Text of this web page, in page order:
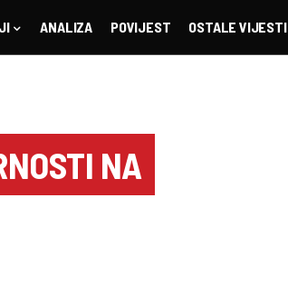
ANALIZA POVIJEST OSTALE VIJESTI
NA